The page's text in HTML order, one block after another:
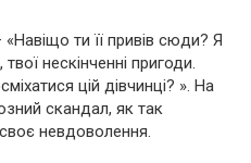
ти її привів сюди? Я
нескінченні пригоди.
цій дівчинці? ». На
скaндал, як так
невдоволення.